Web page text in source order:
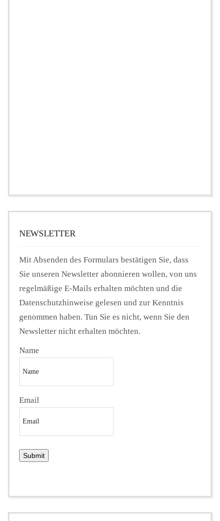
NEWSLETTER
Mit Absenden des Formulars bestätigen Sie, dass
Sie unseren Newsletter abonnieren wollen, von uns
regelmäßige E-Mails erhalten möchten und die
Datenschutzhinweise gelesen und zur Kenntnis
genommen haben. Tun Sie es nicht, wenn Sie den
Newsletter nicht erhalten möchten.
Name
Email